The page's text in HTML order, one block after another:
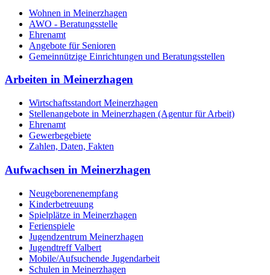
Wohnen in Meinerzhagen
AWO - Beratungsstelle
Ehrenamt
Angebote für Senioren
Gemeinnützige Einrichtungen und Beratungsstellen
Arbeiten in Meinerzhagen
Wirtschaftsstandort Meinerzhagen
Stellenangebote in Meinerzhagen (Agentur für Arbeit)
Ehrenamt
Gewerbegebiete
Zahlen, Daten, Fakten
Aufwachsen in Meinerzhagen
Neugeborenenempfang
Kinderbetreuung
Spielplätze in Meinerzhagen
Ferienspiele
Jugendzentrum Meinerzhagen
Jugendtreff Valbert
Mobile/Aufsuchende Jugendarbeit
Schulen in Meinerzhagen